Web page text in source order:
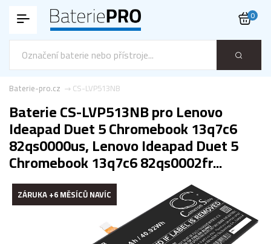
0
CS-LVP513NB
Baterie-pro.cz
Baterie CS-LVP513NB pro Lenovo
Ideapad Duet 5 Chromebook 13q7c6
82qs0000us, Lenovo Ideapad Duet 5
Chromebook 13q7c6 82qs0002fr...
ZÁRUKA +6 MĚSÍCŮ NAVÍC